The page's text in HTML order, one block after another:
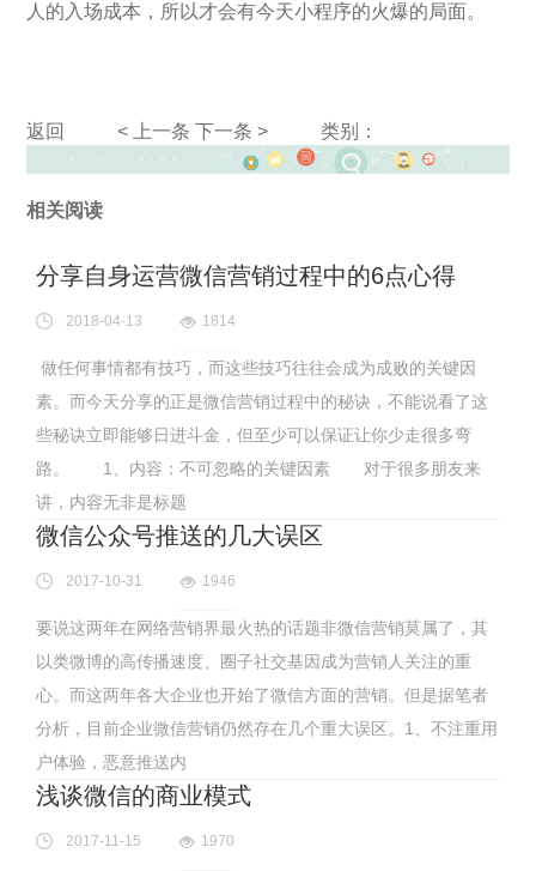
人的入场成本，所以才会有今天小程序的火爆的局面。
返回 < 上一条 下一条 > 类别：
相关阅读
分享自身运营微信营销过程中的6点心得
2018-04-13 1814
做任何事情都有技巧，而这些技巧往往会成为成败的关键因
素。而今天分享的正是微信营销过程中的秘诀，不能说看了这
些秘诀立即能够日进斗金，但至少可以保证让你少走很多弯
路。 1、内容：不可忽略的关键因素 对于很多朋友来
讲，内容无非是标题
微信公众号推送的几大误区
2017-10-31 1946
要说这两年在网络营销界最火热的话题非微信营销莫属了，其
以类微博的高传播速度、圈子社交基因成为营销人关注的重
心。而这两年各大企业也开始了微信方面的营销。但是据笔者
分析，目前企业微信营销仍然存在几个重大误区。1、不注重用
户体验，恶意推送内
浅谈微信的商业模式
2017-11-15 1970